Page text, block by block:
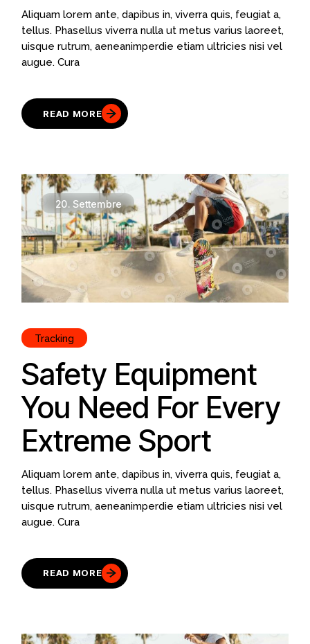
Aliquam lorem ante, dapibus in, viverra quis, feugiat a,
tellus. Phasellus viverra nulla ut metus varius laoreet,
uisque rutrum, aeneanimperdie etiam ultricies nisi vel
augue. Cura
READ MORE
20. Settembre
Tracking
Safety Equipment
You Need For Every
Extreme Sport
Aliquam lorem ante, dapibus in, viverra quis, feugiat a,
tellus. Phasellus viverra nulla ut metus varius laoreet,
uisque rutrum, aeneanimperdie etiam ultricies nisi vel
augue. Cura
READ MORE